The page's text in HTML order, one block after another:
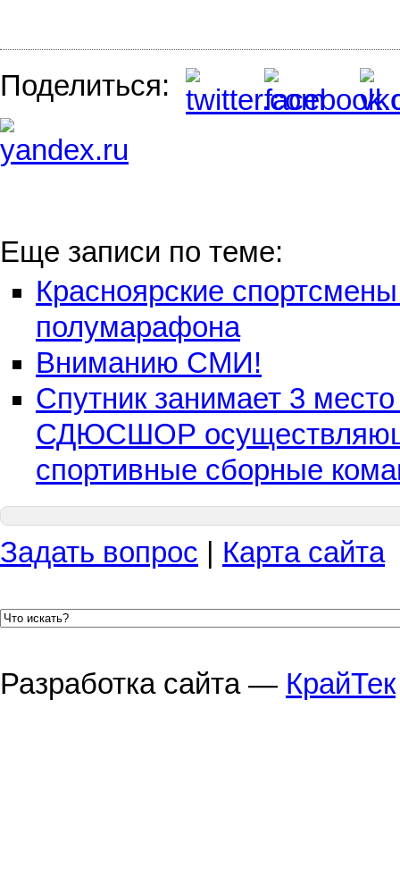
Поделиться:
Еще записи по теме:
Красноярские
полумарафона
Вниманию СМИ!
Спутник занимает 3
СДЮСШОР
спортивные сборные
Задать вопрос Карта сайта
Разработка сайта — КрайТек